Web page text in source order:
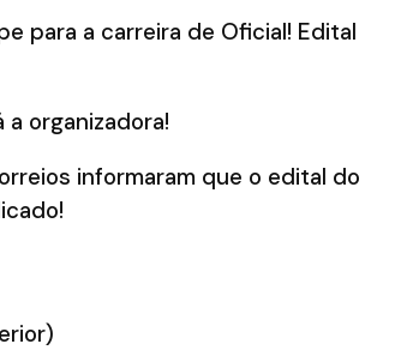
para a carreira de Oficial! Edital
organizadora!
informaram que o edital do